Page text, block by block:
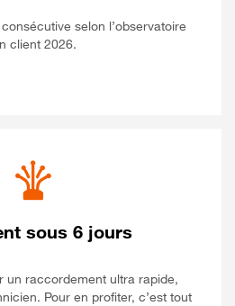
selon l’observatoire
client 2026.
sous 6 jours
un raccordement ultra rapide,
Pour en profiter, c’est tout